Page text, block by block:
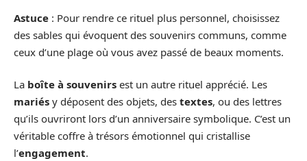
Astuce : Pour rendre ce rituel plus personnel, choisissez
des sables qui évoquent des souvenirs communs, comme
ceux d’une plage où vous avez passé de beaux moments.
La boîte à souvenirs est un autre rituel apprécié. Les
mariés y déposent des objets, des textes, ou des lettres
qu’ils ouvriront lors d’un anniversaire symbolique. C’est un
véritable coffre à trésors émotionnel qui cristallise
l’engagement.